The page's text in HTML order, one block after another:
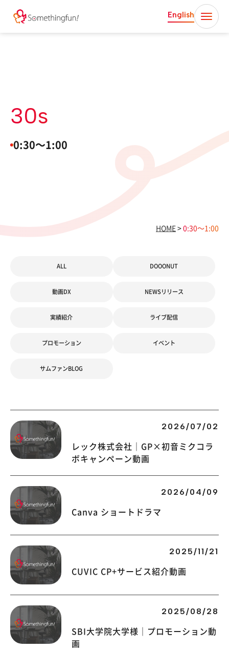
English
30s
0:30〜1:00
HOME > 0:30〜1:00
ALL DOOONUT
動画DX NEWSリリース
実績紹介 ライブ配信
プロモーション イベント
サムファンBLOG
2026/07/02
レック株式会社｜GP×初音ミクコラ
ボキャンペーン動画
2026/04/09
Canva ショートドラマ
2025/11/21
CUVIC CP+サービス紹介動画
2025/08/28
SBI大学院大学様｜プロモーション動
画